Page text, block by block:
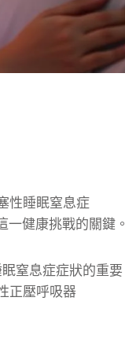
性睡眠窒息症
一健康挑戰的關鍵。
窒息症症狀的重要
正壓呼吸器